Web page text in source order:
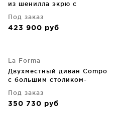
из шенилла экрю с
подносом под дубовый
шпон и бежевым
Под заказ
423 900 руб
La Forma
Двухместный диван Compo
с большим столиком-
металлическим каркасом
200X98X82 CM
Под заказ
350 730 руб